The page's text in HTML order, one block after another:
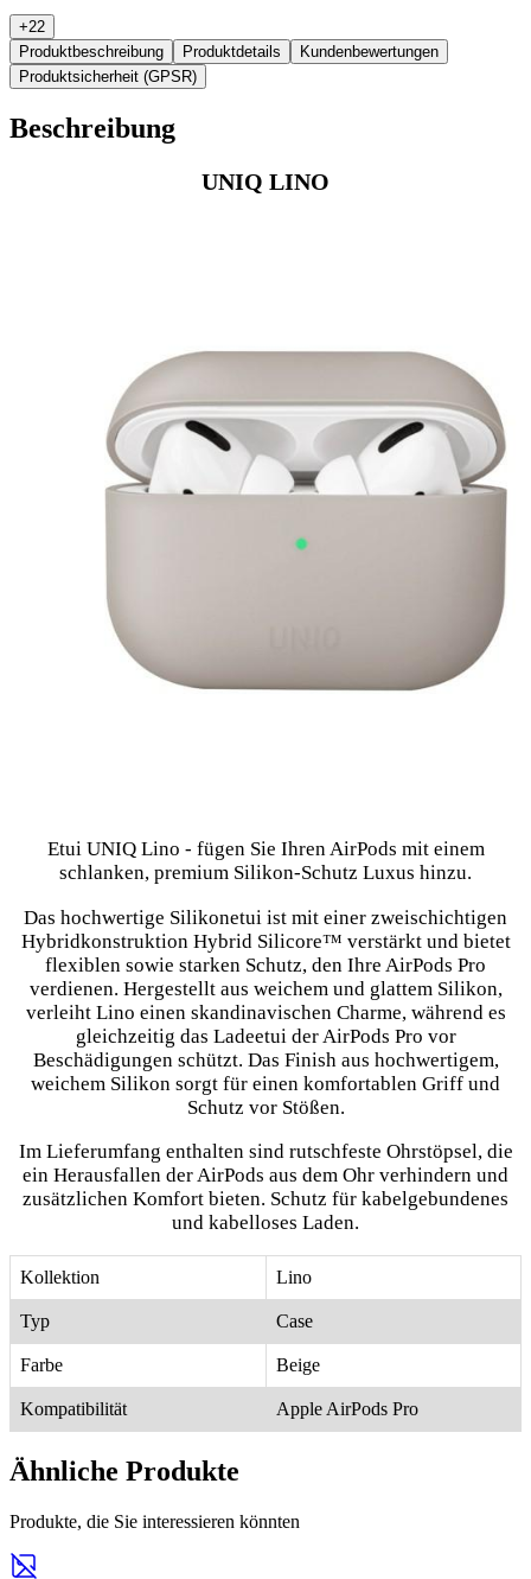
+22
Produktbeschreibung
Produktdetails
Kundenbewertungen
Produktsicherheit (GPSR)
Beschreibung
UNIQ LINO
Etui UNIQ Lino - fügen Sie Ihren AirPods mit einem
schlanken, premium Silikon-Schutz Luxus hinzu.
Das hochwertige Silikonetui ist mit einer zweischichtigen
Hybridkonstruktion Hybrid Silicore™ verstärkt und bietet
flexiblen sowie starken Schutz, den Ihre AirPods Pro
verdienen. Hergestellt aus weichem und glattem Silikon,
verleiht Lino einen skandinavischen Charme, während es
gleichzeitig das Ladeetui der AirPods Pro vor
Beschädigungen schützt. Das Finish aus hochwertigem,
weichem Silikon sorgt für einen komfortablen Griff und
Schutz vor Stößen.
Im Lieferumfang enthalten sind rutschfeste Ohrstöpsel, die
ein Herausfallen der AirPods aus dem Ohr verhindern und
zusätzlichen Komfort bieten. Schutz für kabelgebundenes
und kabelloses Laden.
Kollektion Lino
Typ Case
Farbe Beige
Kompatibilität Apple AirPods Pro
Ähnliche Produkte
Produkte, die Sie interessieren könnten